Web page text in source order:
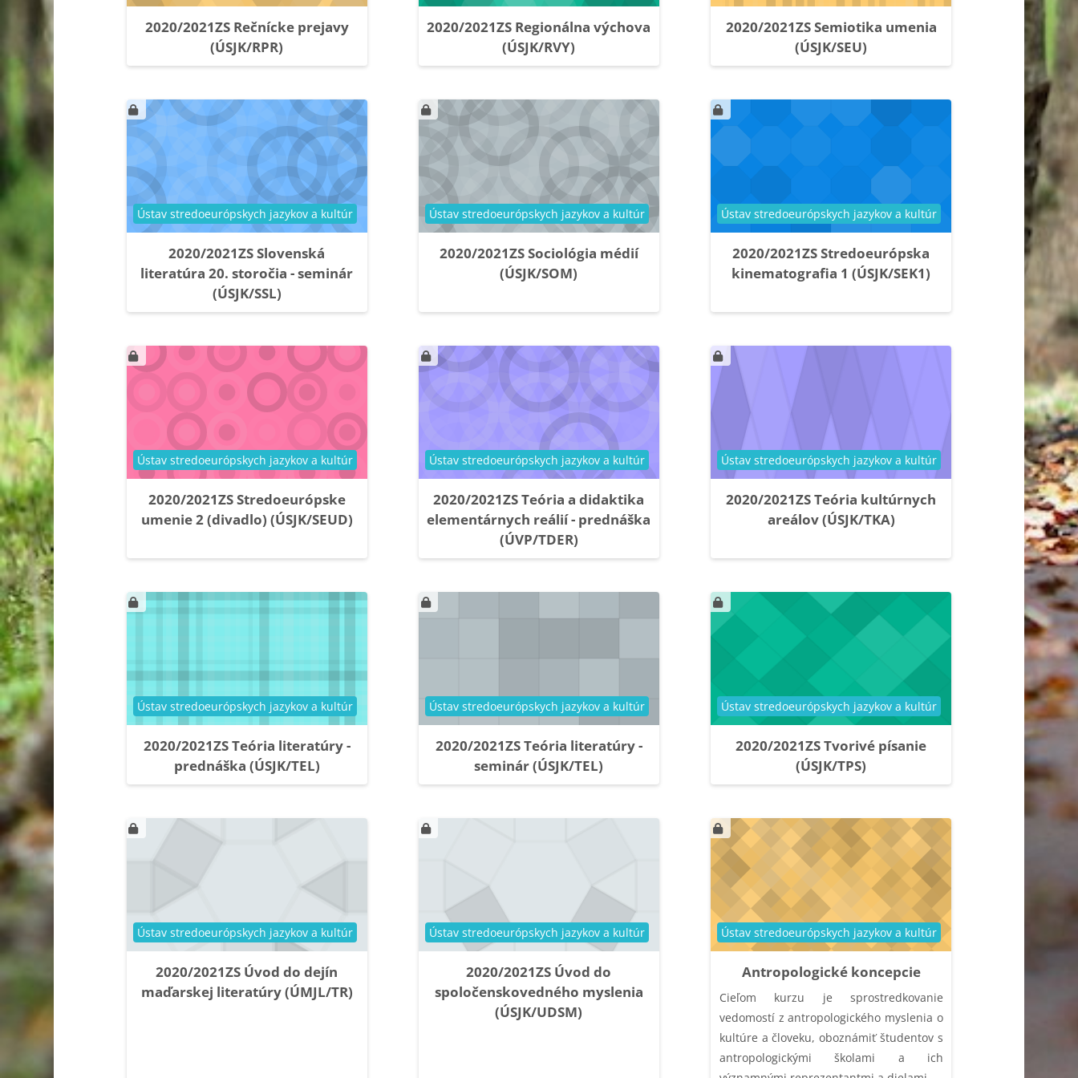
2020/2021ZS Rečnícke prejavy
(ÚSJK/RPR)
2020/2021ZS Regionálna výchova
(ÚSJK/RVY)
2020/2021ZS Semiotika umenia
(ÚSJK/SEU)
2020/2021ZS Slovenská
literatúra 20. storočia - seminár
(ÚSJK/SSL)
Kategória kurzu
Ústav stredoeurópskych jazykov a kultúr
2020/2021ZS Sociológia médií
(ÚSJK/SOM)
Kategória kurzu
Ústav stredoeurópskych jazykov a kultúr
2020/2021ZS Stredoeurópska
kinematografia 1 (ÚSJK/SEK1)
Kategória kurzu
Ústav stredoeurópskych jazykov a kultúr
2020/2021ZS Stredoeurópske
umenie 2 (divadlo) (ÚSJK/SEUD)
Kategória kurzu
Ústav stredoeurópskych jazykov a kultúr
2020/2021ZS Teória a didaktika
elementárnych reálií - prednáška
(ÚVP/TDER)
Kategória kurzu
Ústav stredoeurópskych jazykov a kultúr
2020/2021ZS Teória kultúrnych
areálov (ÚSJK/TKA)
Kategória kurzu
Ústav stredoeurópskych jazykov a kultúr
2020/2021ZS Teória literatúry -
prednáška (ÚSJK/TEL)
Kategória kurzu
Ústav stredoeurópskych jazykov a kultúr
2020/2021ZS Teória literatúry -
seminár (ÚSJK/TEL)
Kategória kurzu
Ústav stredoeurópskych jazykov a kultúr
2020/2021ZS Tvorivé písanie
(ÚSJK/TPS)
Kategória kurzu
Ústav stredoeurópskych jazykov a kultúr
2020/2021ZS Úvod do dejín
maďarskej literatúry (ÚMJL/TR)
Kategória kurzu
Ústav stredoeurópskych jazykov a kultúr
2020/2021ZS Úvod do
spoločenskovedného myslenia
(ÚSJK/UDSM)
Kategória kurzu
Ústav stredoeurópskych jazykov a kultúr
Antropologické koncepcie
Kategória kurzu
Ústav stredoeurópskych jazykov a kultúr
Cieľom kurzu je sprostredkovanie
vedomostí z antropologického myslenia o
kultúre a človeku, oboznámiť študentov s
antropologickými školami a ich